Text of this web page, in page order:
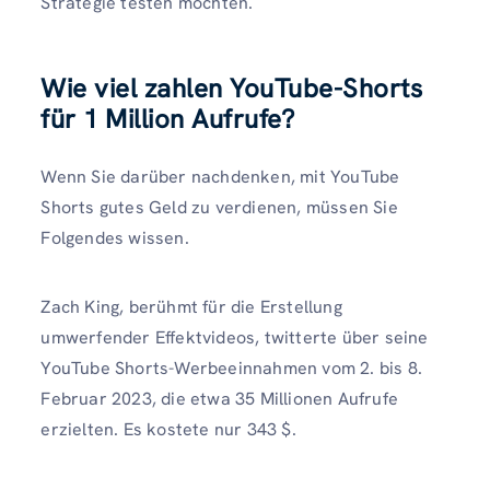
Wie viel zahlen YouTube-Shorts
für 1 Million Aufrufe?
Wenn Sie darüber nachdenken, mit YouTube
Shorts gutes Geld zu verdienen, müssen Sie
Folgendes wissen.
Zach King, berühmt für die Erstellung
umwerfender Effektvideos, twitterte über seine
YouTube Shorts-Werbeeinnahmen vom 2. bis 8.
Februar 2023, die etwa 35 Millionen Aufrufe
erzielten. Es kostete nur 343 $.